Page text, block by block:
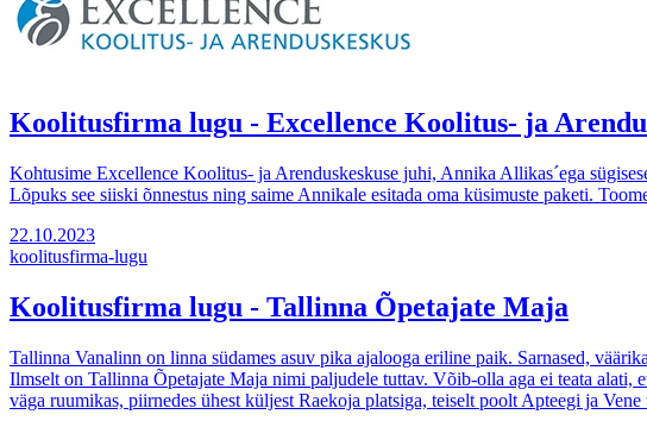
Koolitusfirma lugu - Excellence Koolitus- ja
Kohtusime Excellence Koolitus- ja Arenduskeskuse juhi, Annika Allikas´ega
Lõpuks see siiski õnnestus ning saime Annikale esitada oma küsimuste paketi.
22.10.2023
koolitusfirma-lugu
Koolitusfirma lugu - Tallinna Õpetajate Maja
Tallinna Vanalinn on linna südames asuv pika ajalooga eriline paik. Sarnased,
Ilmselt on Tallinna Õpetajate Maja nimi paljudele tuttav. Võib-olla aga ei teata alati,
väga ruumikas, piirnedes ühest küljest Raekoja platsiga, teiselt poolt Apteegi ja